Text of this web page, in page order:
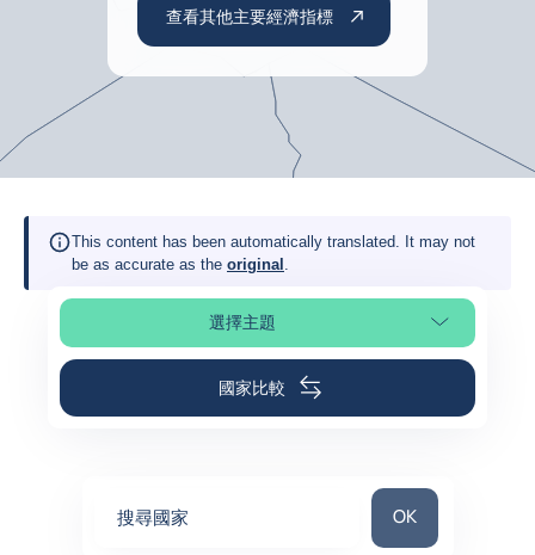
查看其他主要經濟指標
This content has been automatically translated. It may not
be as accurate as the original .
選擇主題選擇頁面段落
國家比較
搜尋國家 搜尋國家
OK